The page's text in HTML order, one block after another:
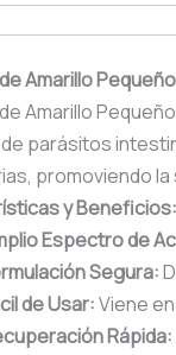
Amarillo
Amarillo
parásitos
promoviendo
y Beneficios:
Espectro de
Segura:
de Usar:Viene
Rápida: